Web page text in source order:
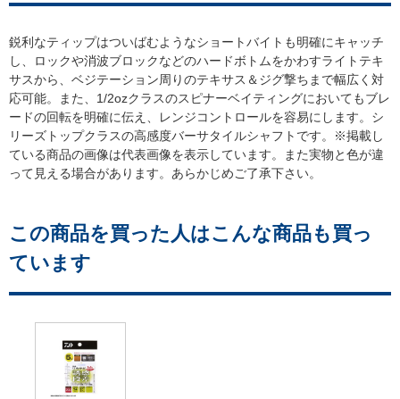
鋭利なティップはついばむようなショートバイトも明確にキャッチ
し、ロックや消波ブロックなどのハードボトムをかわすライトテキ
サスから、ベジテーション周りのテキサス＆ジグ撃ちまで幅広く対
応可能。また、1/2ozクラスのスピナーベイティングにおいてもブレ
ードの回転を明確に伝え、レンジコントロールを容易にします。シ
リーズトップクラスの高感度バーサタイルシャフトです。※掲載し
ている商品の画像は代表画像を表示しています。また実物と色が違
って見える場合があります。あらかじめご了承下さい。
この商品を買った人はこんな商品も買っ
ています